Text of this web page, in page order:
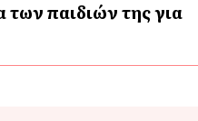
παιδιών της για